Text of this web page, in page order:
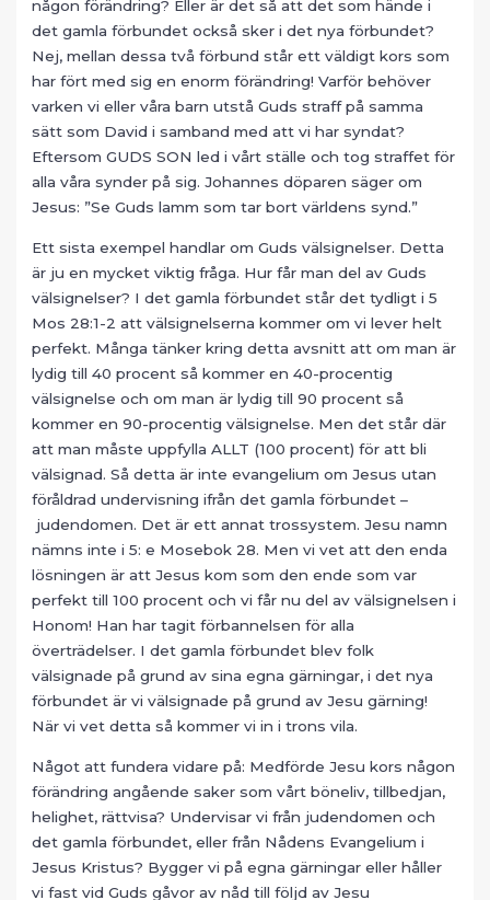
någon förändring? Eller är det så att det som hände i
det gamla förbundet också sker i det nya förbundet?
Nej, mellan dessa två förbund står ett väldigt kors som
har fört med sig en enorm förändring! Varför behöver
varken vi eller våra barn utstå Guds straff på samma
sätt som David i samband med att vi har syndat?
Eftersom GUDS SON led i vårt ställe och tog straffet för
alla våra synder på sig. Johannes döparen säger om
Jesus: ”Se Guds lamm som tar bort världens synd.”
Ett sista exempel handlar om Guds välsignelser. Detta
är ju en mycket viktig fråga. Hur får man del av Guds
välsignelser? I det gamla förbundet står det tydligt i 5
Mos 28:1-2 att välsignelserna kommer om vi lever helt
perfekt. Många tänker kring detta avsnitt att om man är
lydig till 40 procent så kommer en 40-procentig
välsignelse och om man är lydig till 90 procent så
kommer en 90-procentig välsignelse. Men det står där
att man måste uppfylla ALLT (100 procent) för att bli
välsignad. Så detta är inte evangelium om Jesus utan
föråldrad undervisning ifrån det gamla förbundet –
judendomen. Det är ett annat trossystem. Jesu namn
nämns inte i 5: e Mosebok 28. Men vi vet att den enda
lösningen är att Jesus kom som den ende som var
perfekt till 100 procent och vi får nu del av välsignelsen i
Honom! Han har tagit förbannelsen för alla
överträdelser. I det gamla förbundet blev folk
välsignade på grund av sina egna gärningar, i det nya
förbundet är vi välsignade på grund av Jesu gärning!
När vi vet detta så kommer vi in i trons vila.
Något att fundera vidare på: Medförde Jesu kors någon
förändring angående saker som vårt böneliv, tillbedjan,
helighet, rättvisa? Undervisar vi från judendomen och
det gamla förbundet, eller från Nådens Evangelium i
Jesus Kristus? Bygger vi på egna gärningar eller håller
vi fast vid Guds gåvor av nåd till följd av Jesu